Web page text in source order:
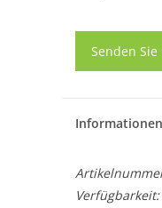
Senden
Informationen
Verfügbarkeit: